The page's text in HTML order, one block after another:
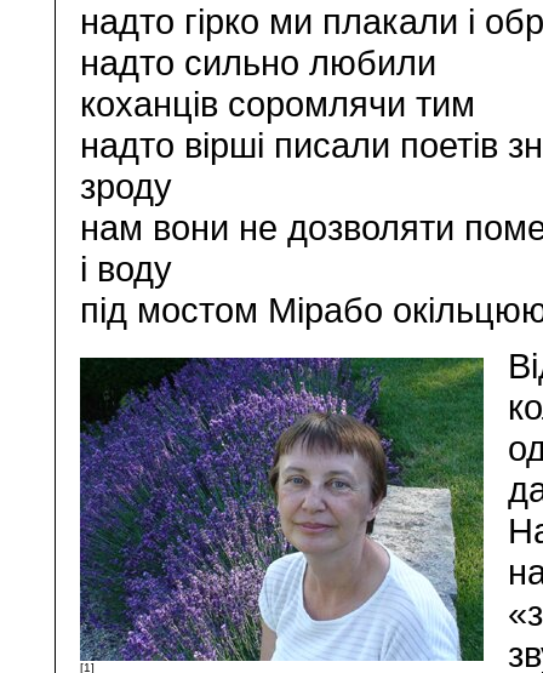
надто гірко ми плакали і
надто сильно любили
коханців соромлячи тим
надто вірші писали поетів
зроду
нам вони не дозволяти
і воду
під мостом Мірабо
[1]